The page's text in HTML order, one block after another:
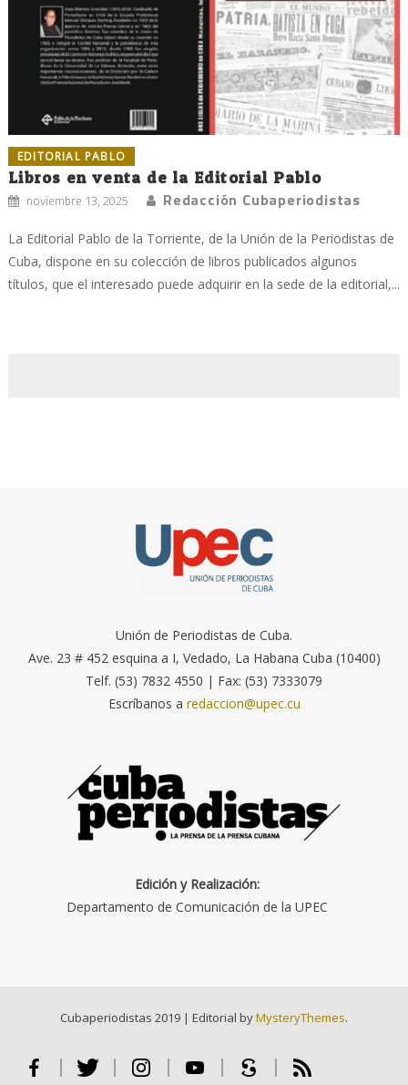
EDITORIAL PABLO
Libros en venta de la Editorial Pablo
noviembre 13, 2025 Redacción Cubaperiodistas
La Editorial Pablo de la Torriente, de la Unión de la Periodistas de
Cuba, dispone en su colección de libros publicados algunos
títulos, que el interesado puede adquirir en la sede de la editorial,...
Unión de Periodistas de Cuba.
Ave. 23 # 452 esquina a I, Vedado, La Habana Cuba (10400)
Telf. (53) 7832 4550 | Fax: (53) 7333079
Escríbanos a redaccion@upec.cu
Edición y Realización:
Departamento de Comunicación de la UPEC
Cubaperiodistas 2019 | Editorial byMysteryThemes.